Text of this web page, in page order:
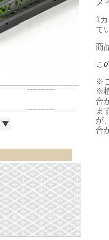
メ
1
て
商
こ
※
※
合
ま
が
合